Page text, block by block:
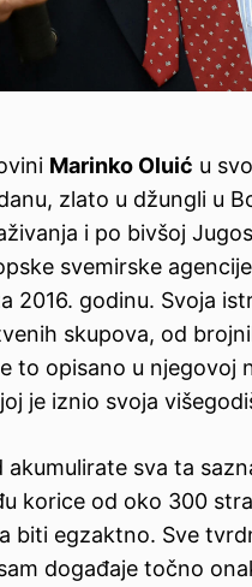
Marinko Oluić u
zlato u džungli u
i po bivšoj
svemirske
2016. godinu. Svoja
skupova, od
to opisano u
je iznio svoja
sva ta
korice od oko 300
biti egzaktno. Sve
događaje točno